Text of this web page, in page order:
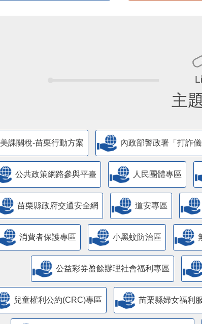
主
美課關稅-苗栗行動方案 內政部警政署「打詐儀
公共政策網路參與平臺 人民團體專區
苗栗縣政府交通安全網 道安專區
消費者保護專區 小黑蚊防治區
公益彩券盈餘辦理社會福利專區
兒童權利公約(CRC)專區 苗栗縣婦女福利